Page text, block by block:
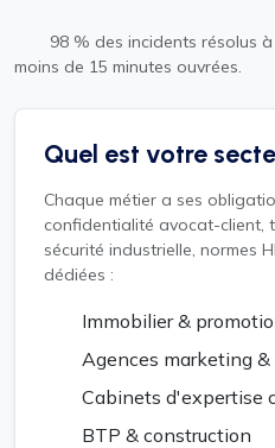
98 % des incidents résolus
moins de 15 minutes ouvrées.
Quel est votre
Chaque métier a ses
confidentialité avocat-client,
sécurité industrielle, normes
dédiées :
Immobilier &
Agences marketing
Cabinets d'expertise
BTP & construction